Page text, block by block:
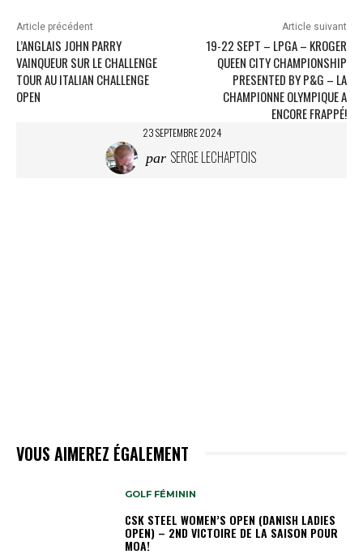
m
e
n
t
…
Article précédent
L’ANGLAIS JOHN PARRY
VAINQUEUR SUR LE CHALLENGE
TOUR AU ITALIAN CHALLENGE
OPEN
Article suivant
19-22 SEPT – LPGA – KROGER
QUEEN CITY CHAMPIONSHIP
PRESENTED BY P&G – LA
CHAMPIONNE OLYMPIQUE A
ENCORE FRAPPÉ!
23 SEPTEMBRE 2024
par SERGE LECHAPTOIS
VOUS AIMEREZ ÉGALEMENT
GOLF FÉMININ
CSK STEEL WOMEN’S OPEN (DANISH LADIES
OPEN) – 2ND VICTOIRE DE LA SAISON POUR
MOA!